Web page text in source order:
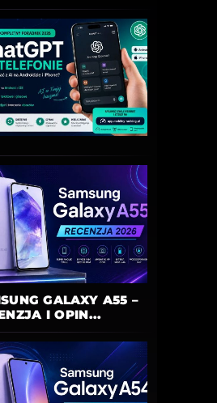
GALAXY A55 –
I OPIN...